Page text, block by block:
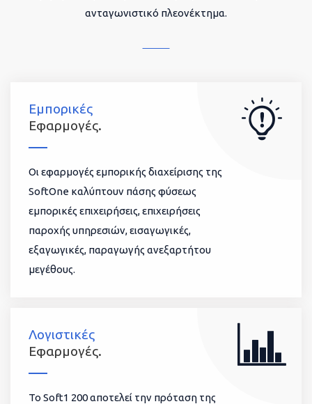
ανταγωνιστικό πλεονέκτημα.
Εμπορικές
Εφαρμογές.
Οι εφαρμογές εμπορικής διαχείρισης της
SoftOne καλύπτουν πάσης φύσεως
εμπορικές επιχειρήσεις, επιχειρήσεις
παροχής υπηρεσιών, εισαγωγικές,
εξαγωγικές, παραγωγής ανεξαρτήτου
μεγέθους.
Λογιστικές
Εφαρμογές.
To Soft1 200 αποτελεί την πρόταση της